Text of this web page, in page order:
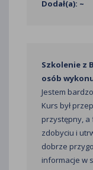
Dodał(a): ~
Szkolenie z
osób
Jestem
Kurs był
przystępny, a
zdobyciu i
dobrze
informacje w